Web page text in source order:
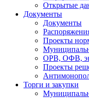
Открытые
Документы
Документы
Проекты
ОРВ, ОФВ,
Проекты
Торги и закупки